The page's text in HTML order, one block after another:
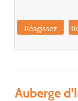
Réagissez
Auberge